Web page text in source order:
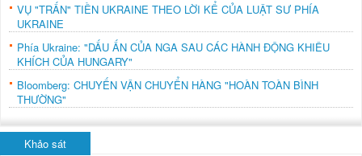
VỤ "TRẤN" TIỀN UKRAINE THEO LỜI KỂ CỦA LUẬT SƯ PHÍA
UKRAINE
Phía Ukraine: "DẤU ẤN CỦA NGA SAU CÁC HÀNH ĐỘNG KHIÊU
KHÍCH CỦA HUNGARY"
Bloomberg: CHUYẾN VẬN CHUYỂN HÀNG "HOÀN TOÀN BÌNH
THƯỜNG"
Khảo sát